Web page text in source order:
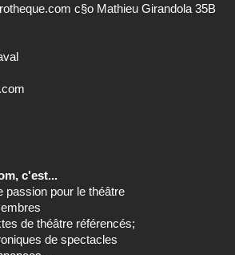
c§o Mathieu Girandola 35B
c'est...
passion pour le théâtre
de théâtre référencés;
de spectacles